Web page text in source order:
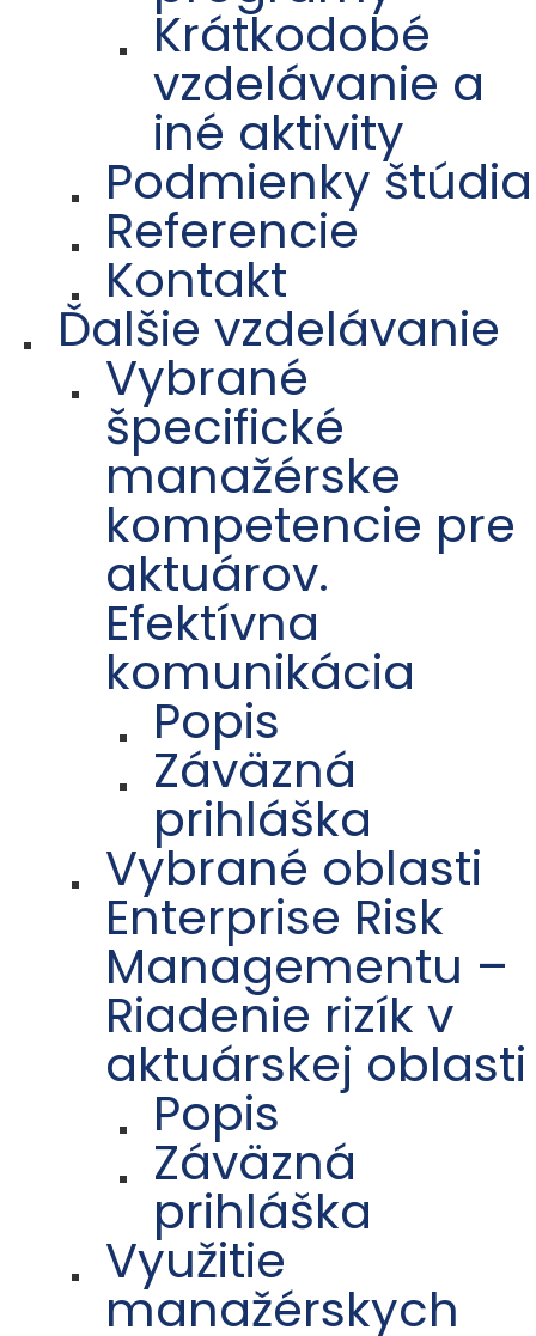
Krátkodobé
vzdelávanie a
iné aktivity
Podmienky štúdia
Referencie
Kontakt
Ďalšie vzdelávanie
Vybrané
špecifické
manažérske
kompetencie pre
aktuárov.
Efektívna
komunikácia
Popis
Záväzná
prihláška
Vybrané oblasti
Enterprise Risk
Managementu –
Riadenie rizík v
aktuárskej oblasti
Popis
Záväzná
prihláška
Využitie
manažérskych